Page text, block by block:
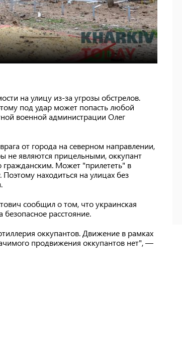
на улицу из-за угрозы обстрелов.
под удар может попасть любой
военной администрации Олег
от города на северном направлении,
не являются прицельными, оккупант
Может "прилететь" в
находиться на улицах без
сообщил о том, что украинская
расстояние.
оккупантов. Движение в рамках
продвижения оккупантов нет", —